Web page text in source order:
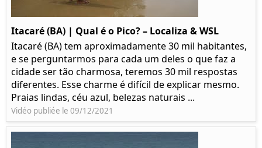
Itacaré (BA) | Qual é o Pico? – Localiza & WSL​​
Itacaré (BA) tem aproximadamente 30 mil habitantes,
e se perguntarmos para cada um deles o que faz a
cidade ser tão charmosa, teremos 30 mil respostas
diferentes. Esse charme é difícil de explicar mesmo.
Praias lindas, céu azul, belezas naturais ...
Vidéo publiée le 09/12/2021